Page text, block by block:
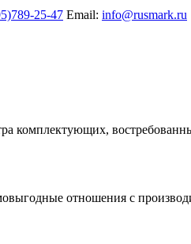
25-47 Еmail: info@rusmark.ru
отношения с